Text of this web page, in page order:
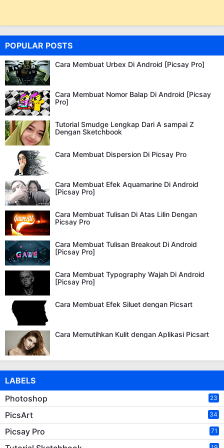
POPULAR POSTS
Cara Membuat Urbex Di Android [Picsay Pro]
Cara Membuat Nomor Balap Di Android [Picsay
Pro]
Tutorial Smudge Lengkap Dari A sampai Z
Dengan Sketchbook
Cara Membuat Dispersion Di Picsay Pro
Cara Membuat Efek Aquamarine Di Android
[Picsay Pro]
Cara Membuat Tulisan Di Atas Lilin Dengan
Picsay Pro
Cara Membuat Tulisan Breakout Di Android
[Picsay Pro]
Cara Membuat Typography Wajah Di Android
[Picsay Pro]
Cara Membuat Efek Siluet dengan Picsart
Cara Memutihkan Kulit dengan Aplikasi Picsart
LABELS
Photoshop
23
PicsArt 34
Picsay Pro 71